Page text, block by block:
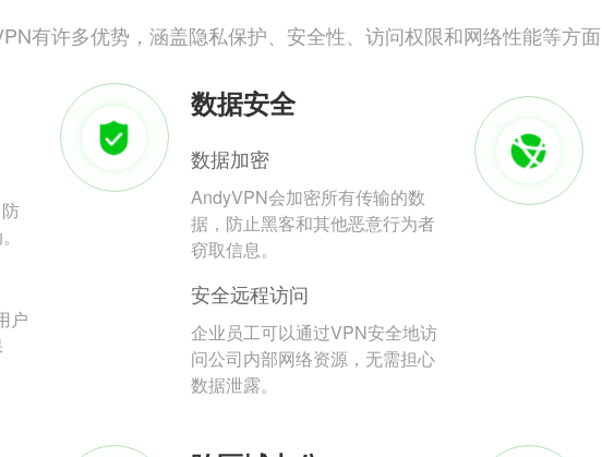
有许多优势，涵盖隐私保护、安全性、访问权限和网络性能等方面
户
数据安全
数据加密
AndyVPN会加密所有传输的数
据，防止黑客和其他恶意行为者
窃取信息。
安全远程访问
企业员工可以通过VPN安全地访
问公司内部网络资源，无需担心
数据泄露。